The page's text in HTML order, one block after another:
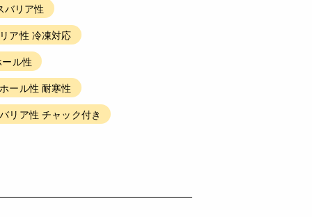
バリア性
ア性 冷凍対応
ル性
ール性 耐寒性
リア性 チャック付き